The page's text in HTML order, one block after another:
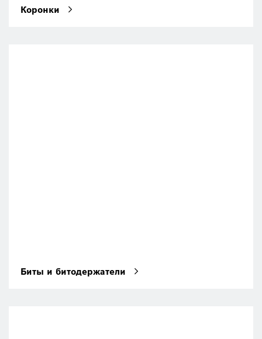
Коронки
Биты и битодержатели